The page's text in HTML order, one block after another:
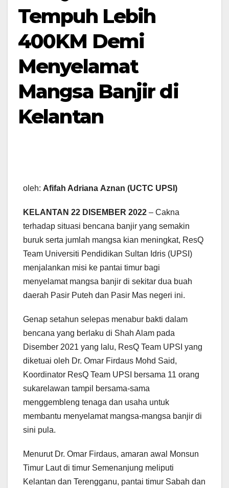
Tempuh Lebih
400KM Demi
Menyelamat
Mangsa Banjir di
Kelantan
oleh: Afifah Adriana Aznan (UCTC UPSI)
KELANTAN 22 DISEMBER 2022 – Cakna
terhadap situasi bencana banjir yang semakin
buruk serta jumlah mangsa kian meningkat, ResQ
Team Universiti Pendidikan Sultan Idris (UPSI)
menjalankan misi ke pantai timur bagi
menyelamat mangsa banjir di sekitar dua buah
daerah Pasir Puteh dan Pasir Mas negeri ini.
Genap setahun selepas menabur bakti dalam
bencana yang berlaku di Shah Alam pada
Disember 2021 yang lalu, ResQ Team UPSI yang
diketuai oleh Dr. Omar Firdaus Mohd Said,
Koordinator ResQ Team UPSI bersama 11 orang
sukarelawan tampil bersama-sama
menggembleng tenaga dan usaha untuk
membantu menyelamat mangsa-mangsa banjir di
sini pula.
Menurut Dr. Omar Firdaus, amaran awal Monsun
Timur Laut di timur Semenanjung meliputi
Kelantan dan Terengganu, pantai timur Sabah dan